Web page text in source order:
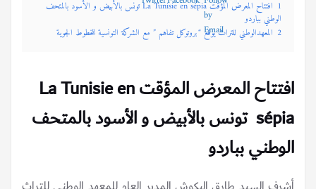
1 افتتاح المعرض المؤقت La Tunisie en sépia تونس بالأبيض و الأسود بالمتحف
الوطني بباردو
2 المعهدالوطني للتراث يوقع “بروتوكل تفاهم ” مع الشركة التونسية للخطوط الجوية
افتتاح المعرض المؤقت La Tunisie en
sépia تونس بالأبيض و الأسود بالمتحف
الوطني بباردو